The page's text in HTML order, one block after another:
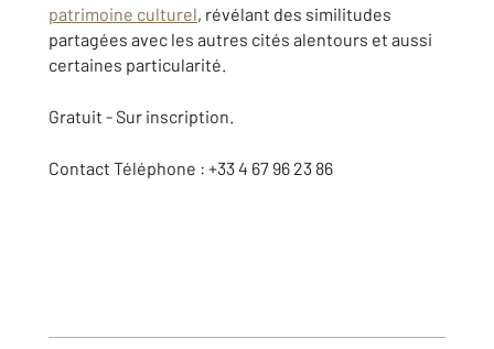
patrimoine culturel, révélant des similitudes
partagées avec les autres cités alentours et aussi
certaines particularité.
Gratuit - Sur inscription.
Contact Téléphone : +33 4 67 96 23 86